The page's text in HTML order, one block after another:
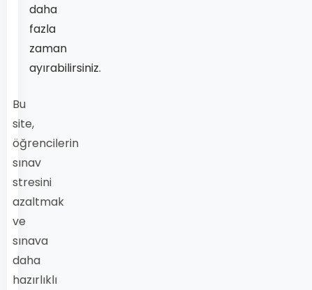
daha
fazla
zaman
ayırabilirsiniz.
Bu
site,
öğrencilerin
sınav
stresini
azaltmak
ve
sınava
daha
hazırlıklı